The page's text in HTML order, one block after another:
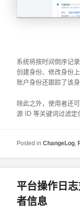
系统将按时间倒序记
创建身份、修改身份
账户身份还跟踪了该
除此之外，使用者还
源 ID 等关键词过滤定
Posted in ChangeLog,
平台操作日
者信息